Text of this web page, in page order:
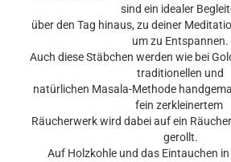
sind ein idealer
über den Tag hinaus, zu deiner
um zu Entspannen.
Auch diese Stäbchen werden wie bei
traditionellen und
natürlichen Masala-Methode
fein zerkleinertem
Räucherwerk wird dabei auf ein
gerollt.
Auf Holzkohle und das Eintauchen